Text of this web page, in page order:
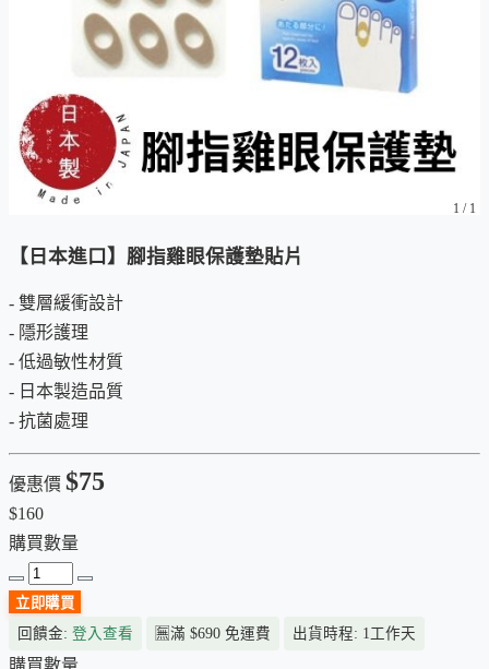
1 / 1
【日本進口】腳指雞眼保護墊貼片
- 雙層緩衝設計
- 隱形護理
- 低過敏性材質
- 日本製造品質
- 抗菌處理
優惠價 $75
$160
購買數量
立即購買
回饋金: 登入查看 🈚滿 $690 免運費 出貨時程: 1工作天
購買數量